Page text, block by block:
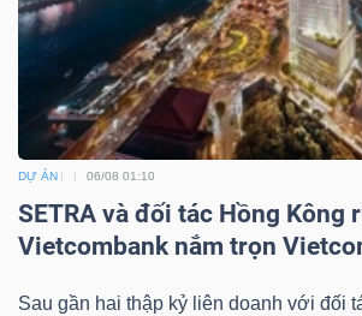
DỰ ÁN 06/08 01:10
SETRA và đối tác Hồng Kông
Vietcombank nắm trọn
Sau gần hai thập kỷ liên doanh với đối